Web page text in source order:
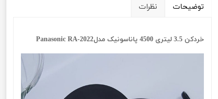
توضیحات نظرات
خردکن 3.5 لیتری 4500 پاناسونیک مدلPanasonic RA-2022